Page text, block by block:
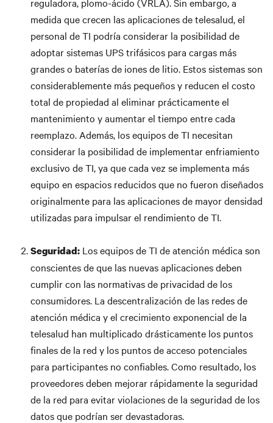
medida que crecen las aplicaciones de telesalud, el
personal de TI podría considerar la posibilidad de
adoptar sistemas UPS trifásicos para cargas más
grandes o baterías de iones de litio. Estos sistemas son
considerablemente más pequeños y reducen el costo
total de propiedad al eliminar prácticamente el
mantenimiento y aumentar el tiempo entre cada
reemplazo. Además, los equipos de TI necesitan
considerar la posibilidad de implementar enfriamiento
exclusivo de TI, ya que cada vez se implementa más
equipo en espacios reducidos que no fueron diseñados
originalmente para las aplicaciones de mayor densidad
utilizadas para impulsar el rendimiento de TI.
Seguridad: Los equipos de TI de atención médica son
conscientes de que las nuevas aplicaciones deben
cumplir con las normativas de privacidad de los
consumidores. La descentralización de las redes de
atención médica y el crecimiento exponencial de la
telesalud han multiplicado drásticamente los puntos
finales de la red y los puntos de acceso potenciales
para participantes no confiables. Como resultado, los
proveedores deben mejorar rápidamente la seguridad
de la red para evitar violaciones de la seguridad de los
datos que podrían ser devastadoras.